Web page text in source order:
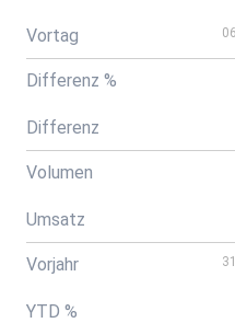
Vortag
Differenz %
Differenz
Volumen
Umsatz
Vorjahr
YTD %